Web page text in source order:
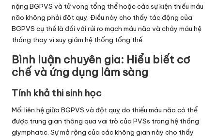
nặng BGPVS và tử vong tổng thể hoặc các sự kiện thiếu máu
não không phải đột quỵ. Điều này cho thấy tác động của
BGPVS cụ thể là đối với rủi ro mạch máu não và chảy máu hệ
thống thay vì suy giảm hệ thống tổng thể.
Bình luận chuyên gia: Hiểu biết cơ
chế và ứng dụng lâm sàng
Tính khả thi sinh học
Mối liên hệ giữa BGPVS và đột quỵ do thiếu máu não có thể
được trung gian thông qua vai trò của PVSs trong hệ thống
glymphatic. Sự mở rộng của các không gian này cho thấy